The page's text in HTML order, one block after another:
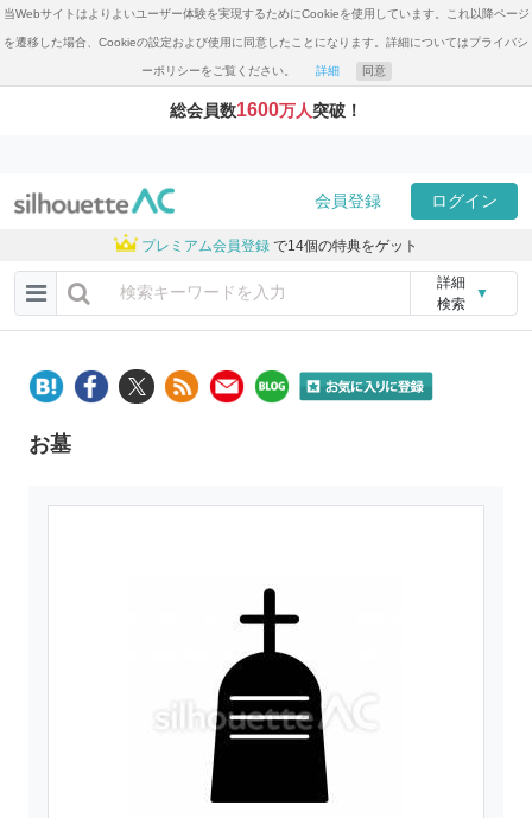
当Webサイトはよりよいユーザー体験を実現するためにCookieを使用しています。これ以降ページ
を遷移した場合、Cookieの設定および使用に同意したことになります。詳細についてはプライバシ
ーポリシーをご覧ください。 詳細 同意
総会員数1600万人突破！
会員登録 ログイン
プレミアム会員登録 で14個の特典をゲット
詳細
検索
▼
お墓